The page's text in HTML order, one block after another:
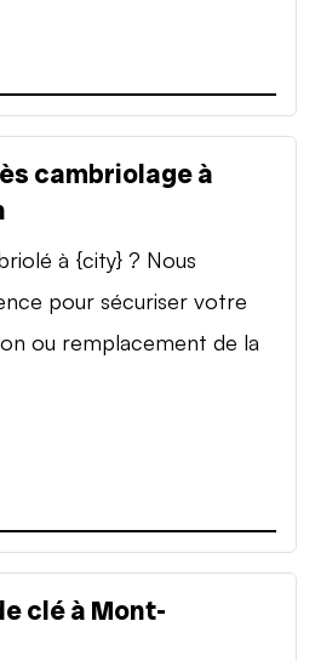
cambriolage à
à {city} ? Nous
pour sécuriser votre
ou remplacement de la
clé à Mont-